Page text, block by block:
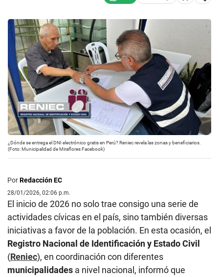
¿Dónde se entrega el DNI electrónico gratis en Perú? Reniec revela las zonas y beneficiarios.
(Foto: Municipalidad de Miraflores Facebook)
PorRedacción EC
28/01/2026, 02:06 p.m.
El inicio de 2026 no solo trae consigo una serie de
actividades cívicas en el país, sino también diversas
iniciativas a favor de la población. En esta ocasión, el
Registro Nacional de Identificación y Estado Civil
(Reniec), en coordinación con diferentes
municipalidades a nivel nacional, informó que